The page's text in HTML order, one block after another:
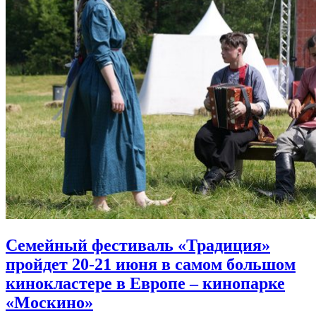
Семейный фестиваль «Традиция»
пройдет 20-21 июня в самом большом
кинокластере в Европе – кинопарке
«Москино»